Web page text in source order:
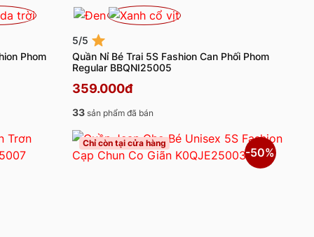
Phom
5/5
Quần Nỉ Bé Trai 5S Fashion Can Phối Phom
Regular BBQNI25005
359.000đ
33sản phẩm đã bán
Chỉ còn tại cửa hàng
-50%